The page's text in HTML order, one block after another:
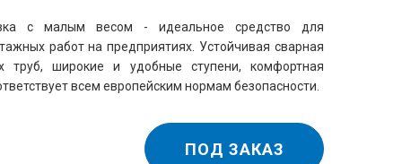
с малым весом - идеальное средство для
работ на предприятиях. Устойчивая сварная
труб, широкие и удобные ступени, комфортная
всем европейским нормам безопасности.
ПОД ЗАКАЗ